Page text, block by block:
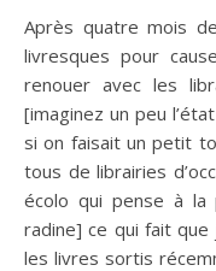
Après quatre mois de restriction stricte de mes achats
livresques pour
renouer avec les
[imaginez un peu
si on faisait un petit
tous de librairies
écolo qui pense à la
radine] ce qui fait que
les livres sortis